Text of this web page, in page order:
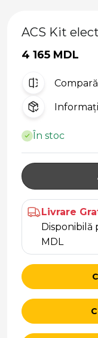
ACS Kit
4 165 MDL
Compară
În stoc
Livrare
MDL